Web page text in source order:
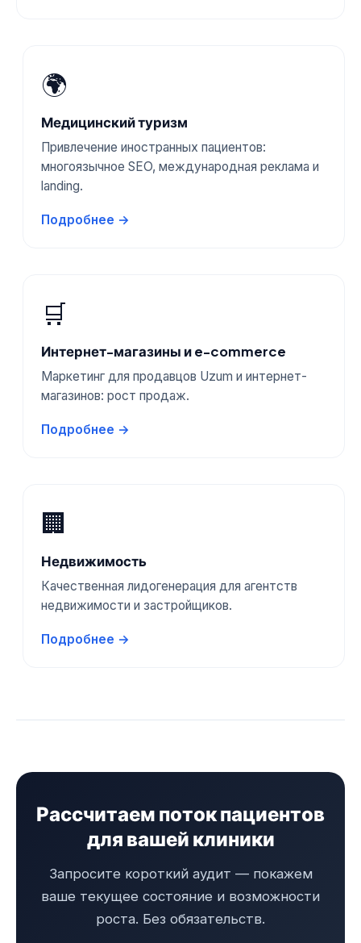
🌍
Медицинский туризм
Привлечение иностранных пациентов:
многоязычное SEO, международная реклама и
landing.
Подробнее →
🛒
Интернет-магазины и e-commerce
Маркетинг для продавцов Uzum и интернет-
магазинов: рост продаж.
Подробнее →
🏢
Недвижимость
Качественная лидогенерация для агентств
недвижимости и застройщиков.
Подробнее →
Рассчитаем поток пациентов
для вашей клиники
Запросите короткий аудит — покажем
ваше текущее состояние и возможности
роста. Без обязательств.